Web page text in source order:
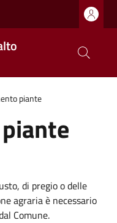
piante
di pregio o delle
agraria è necessario
Comune.